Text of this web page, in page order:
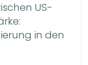
US-
in den